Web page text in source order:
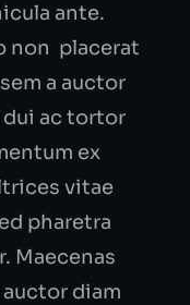
ante.
non placerat
a auctor
dui ac tortor
ex
vitae
pharetra
Maecenas
diam